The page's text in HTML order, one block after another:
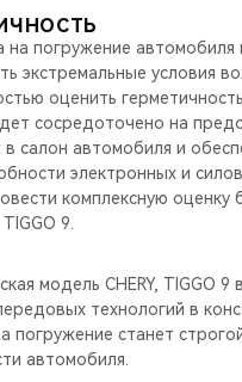
на погружение
экстремальные условия
оценить герметичность
сосредоточено на
салон автомобиля и
электронных и
комплексную оценку
9.
модель CHERY, TIGGO 9
технологий в
погружение станет
автомобиля.